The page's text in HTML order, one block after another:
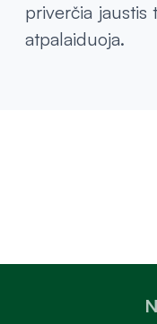
priverčia jaustis
atpalaiduoja.